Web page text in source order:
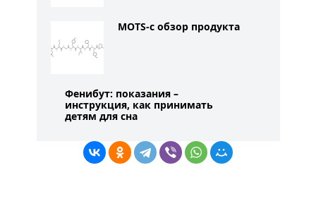
MOTS-c обзор продукта
Фенибут: показания –
инструкция, как принимать
детям для сна